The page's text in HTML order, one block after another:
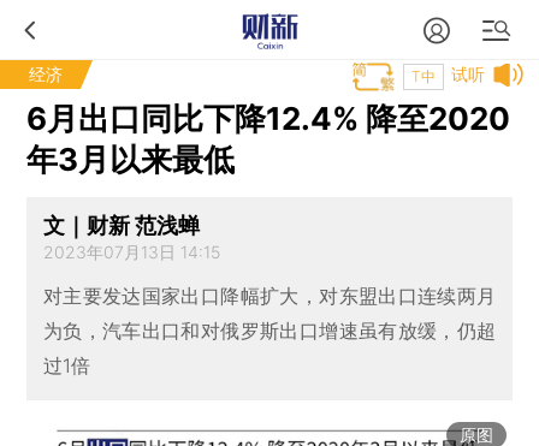
经济 试听
T中
6月出口同比下降12.4% 降至2020
年3月以来最低
文｜财新 范浅蝉
2023年07月13日 14:15
对主要发达国家出口降幅扩大，对东盟出口连续两月
为负，汽车出口和对俄罗斯出口增速虽有放缓，仍超
过1倍
原图